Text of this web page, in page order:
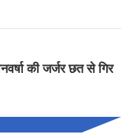
की जर्जर छत से गिर